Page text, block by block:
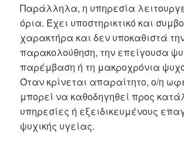
Παράλληλα, η υπηρεσία
όρια. Έχει υποστηρικτικό και
χαρακτήρα και δεν υποκαθιστά
παρακολούθηση, την επείγουσα
παρέμβαση ή τη μακροχρόνια
Όταν κρίνεται απαραίτητο, ο/η
μπορεί να καθοδηγηθεί προς
υπηρεσίες ή εξειδικευμένους
ψυχικής υγείας.